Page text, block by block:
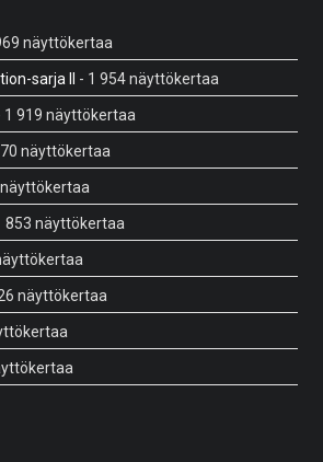
näyttökertaa
sarja II - 1 954 näyttökertaa
1 919 näyttökertaa
näyttökertaa
853 näyttökertaa
näyttökertaa